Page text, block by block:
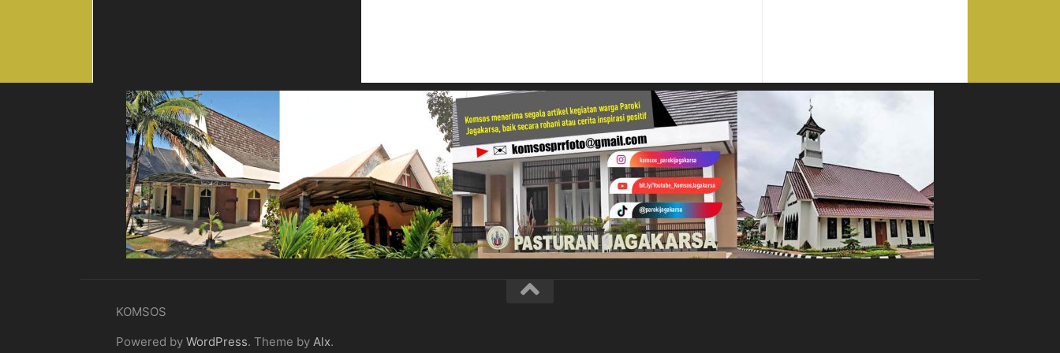
KOMSOS
Powered by WordPress. Theme by Alx.